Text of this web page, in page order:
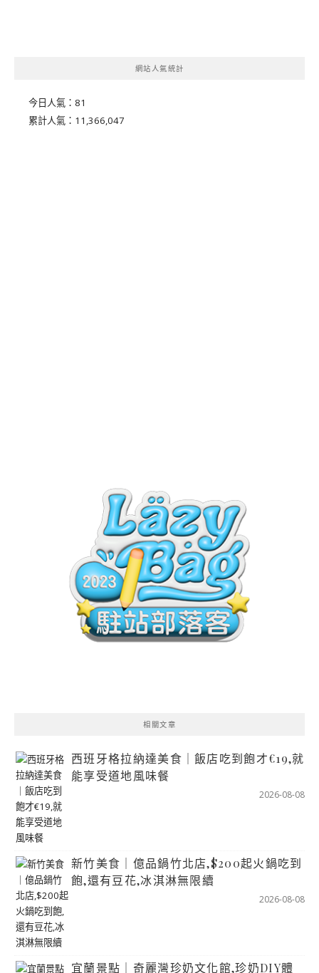
網站人氣統計
今日人氣： 81
累計人氣： 11,366,047
相關文章
西班牙格拉納達美食｜飯店吃到飽才€19,就
能享受道地風味餐
2026-08-08
新竹美食｜億品鍋竹北店,$200起火鍋吃到
飽,還有豆花,冰淇淋無限續
2026-08-08
宜蘭景點｜奇麗灣珍奶文化館,珍奶DIY體